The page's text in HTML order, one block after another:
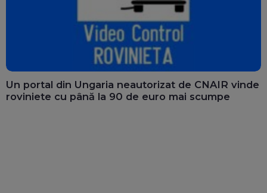
Un portal din Ungaria neautorizat de CNAIR vinde
roviniete cu până la 90 de euro mai scumpe